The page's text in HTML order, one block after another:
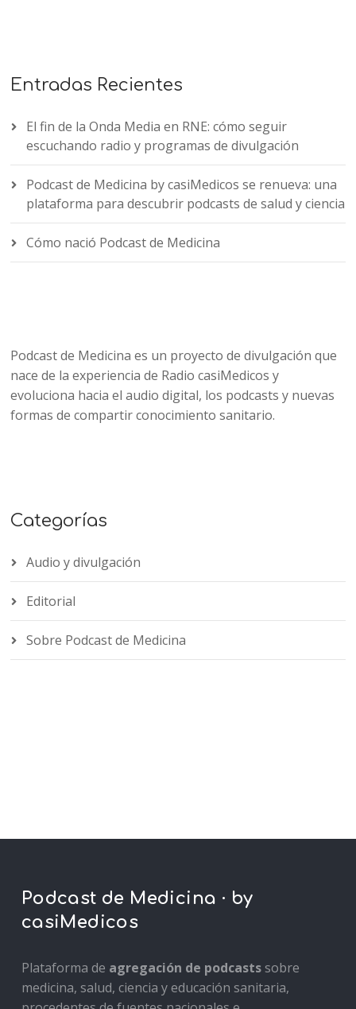
Entradas Recientes
El fin de la Onda Media en RNE: cómo seguir
escuchando radio y programas de divulgación
Podcast de Medicina by casiMedicos se renueva: una
plataforma para descubrir podcasts de salud y ciencia
Cómo nació Podcast de Medicina
Podcast de Medicina es un proyecto de divulgación que
nace de la experiencia de Radio casiMedicos y
evoluciona hacia el audio digital, los podcasts y nuevas
formas de compartir conocimiento sanitario.
Categorías
Audio y divulgación
Editorial
Sobre Podcast de Medicina
Podcast de Medicina · by
casiMedicos
Plataforma de agregación de podcastssobre
medicina, salud, ciencia y educación sanitaria,